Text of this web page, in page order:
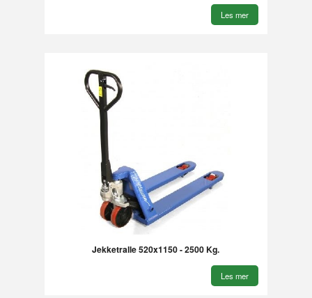
Les mer
Jekketralle 520x1150 - 2500 Kg.
Les mer